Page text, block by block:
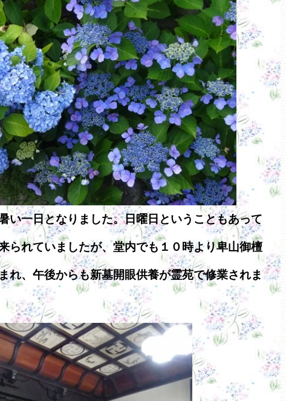
い一日となりました。日曜日ということもあって
られていましたが、堂内でも１０時より卑山御檀
れ、午後からも新墓開眼供養が霊苑で修業されま